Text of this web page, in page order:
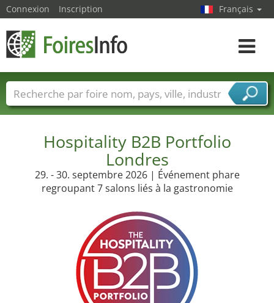
Hospitality B2B Portfolio
Londres
29. - 30. septembre 2026 | Événement phare
regroupant 7 salons liés à la gastronomie
Connexion Inscription Français
Toggle
Foire noms Pays Villes
Secteurs de foire